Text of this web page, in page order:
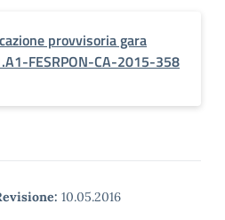
provvisoria gara
FESRPON-CA-2015-358
10.05.2016